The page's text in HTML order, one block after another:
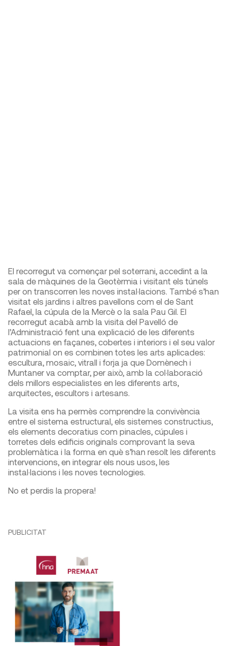
El recorregut va començar pel soterrani, accedint a la
sala de màquines de la Geotèrmia i visitant els túnels
per on transcorren les noves instal·lacions. També s’han
visitat els jardins i altres pavellons com el de Sant
Rafael, la cúpula de la Mercè o la sala Pau Gil. El
recorregut acabà amb la visita del Pavelló de
l’Administració fent una explicació de les diferents
actuacions en façanes, cobertes i interiors i el seu valor
patrimonial on es combinen totes les arts aplicades:
escultura, mosaic, vitrall i forja ja que Domènech i
Muntaner va comptar, per això, amb la col·laboració
dels millors especialistes en les diferents arts,
arquitectes, escultors i artesans.
La visita ens ha permès comprendre la convivència
entre el sistema estructural, els sistemes constructius,
els elements decoratius com pinacles, cúpules i
torretes dels edificis originals comprovant la seva
problemàtica i la forma en què s’han resolt les diferents
intervencions, en integrar els nous usos, les
instal·lacions i les noves tecnologies.
No et perdis la propera!
PUBLICITAT